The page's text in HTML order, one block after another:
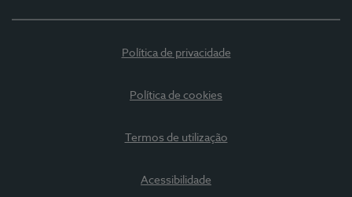
Política de privacidade
Política de cookies
Termos de utilização
Acessibilidade